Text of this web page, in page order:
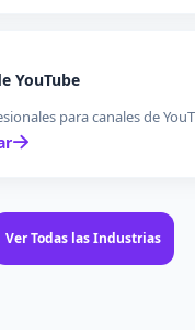
YouTube
para canales de
Ver Todas las Industrias